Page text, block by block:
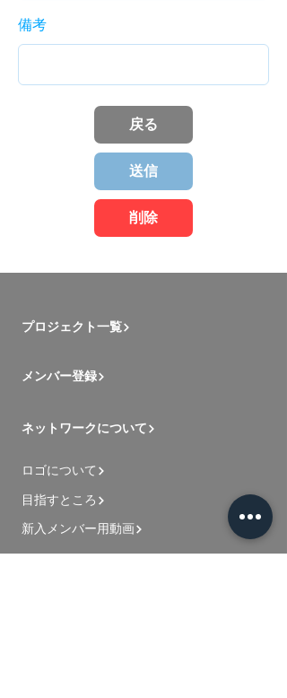
備考
戻る
送信
削除
プロジェクト一覧
メンバー登録
ネットワークについて
ロゴについて
目指すところ
新入メンバー用動画